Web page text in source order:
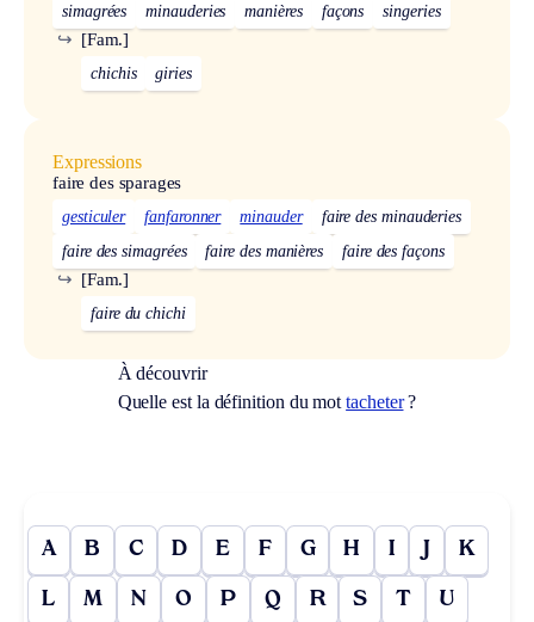
simagrées minauderies manières façons singeries
[Fam.]
↪
chichis giries
Expressions
faire des sparages
gesticuler fanfaronner minauder
faire des minauderies
faire des simagrées
faire des manières faire des façons
[Fam.]
↪
faire du chichi
À découvrir
Quelle est la définition du mottacheter?
A B C D E F G H I J K
L M N O P Q R S T U